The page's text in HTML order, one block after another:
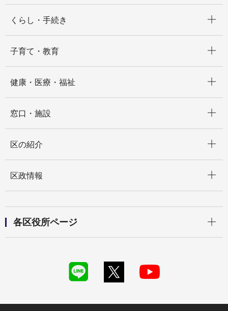
くらし・手続き
子育て・教育
健康・医療・福祉
窓口・施設
区の紹介
区政情報
各区役所ページ